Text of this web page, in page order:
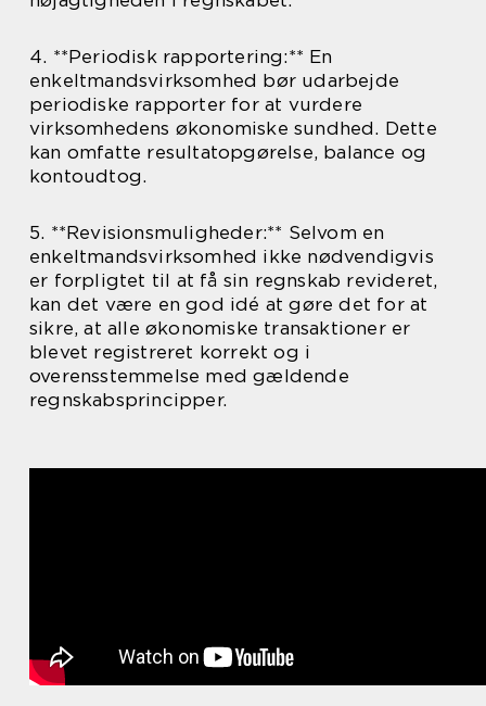
4. **Periodisk rapportering:** En
enkeltmandsvirksomhed bør udarbejde
periodiske rapporter for at vurdere
virksomhedens økonomiske sundhed. Dette
kan omfatte resultatopgørelse, balance og
kontoudtog.
5. **Revisionsmuligheder:** Selvom en
enkeltmandsvirksomhed ikke nødvendigvis
er forpligtet til at få sin regnskab revideret,
kan det være en god idé at gøre det for at
sikre, at alle økonomiske transaktioner er
blevet registreret korrekt og i
overensstemmelse med gældende
regnskabsprincipper.